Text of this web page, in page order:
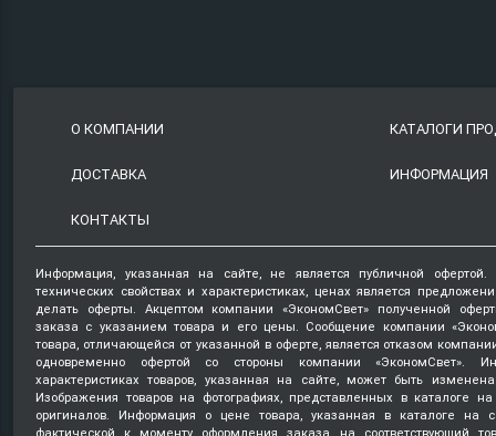
О КОМПАНИИ КАТАЛОГИ
ДОСТАВКА ИНФОРМАЦИЯ
КОНТАКТЫ
Информация, указанная на сайте, не является публичной
технических свойствах и характеристиках, ценах является
делать оферты. Акцептом компании «ЭкономСвет» полученной
заказа с указанием товара и его цены. Сообщение компании
товара, отличающейся от указанной в оферте, является отказом
одновременно офертой со стороны компании «ЭкономСвет».
характеристиках товаров, указанная на сайте, может быть
Изображения товаров на фотографиях, представленных в каталоге на
оригиналов. Информация о цене товара, указанная в каталоге на